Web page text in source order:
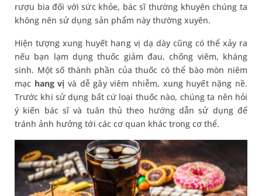
rượu bia đối với sức khỏe, bác sĩ thường khuyên chúng ta
không nên sử dụng sản phẩm này thường xuyên.
Hiện tượng xung huyết hang vị dạ dày cũng có thể xảy ra
nếu bạn lạm dụng thuốc giảm đau, chống viêm, kháng
sinh. Một số thành phần của thuốc có thể bào mòn niêm
mạc hang vịvà dễ gây viêm nhiễm, xung huyết nặng nề.
Trước khi sử dụng bất cứ loại thuốc nào, chúng ta nên hỏi
ý kiến bác sĩ và tuân thủ theo hướng dẫn sử dụng để
tránh ảnh hưởng tới các cơ quan khác trong cơ thể.